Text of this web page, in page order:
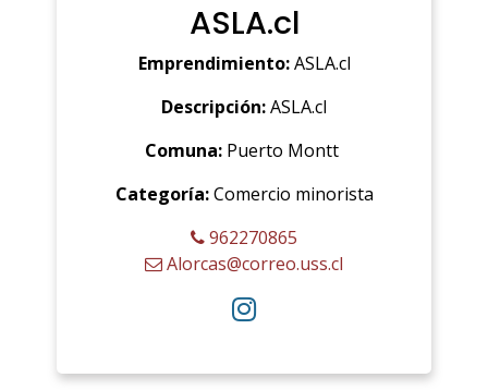
ASLA.cl
Emprendimiento:ASLA.cl
Descripción:ASLA.cl
Comuna: Puerto Montt
Categoría:Comercio minorista
962270865
Alorcas@correo.uss.cl